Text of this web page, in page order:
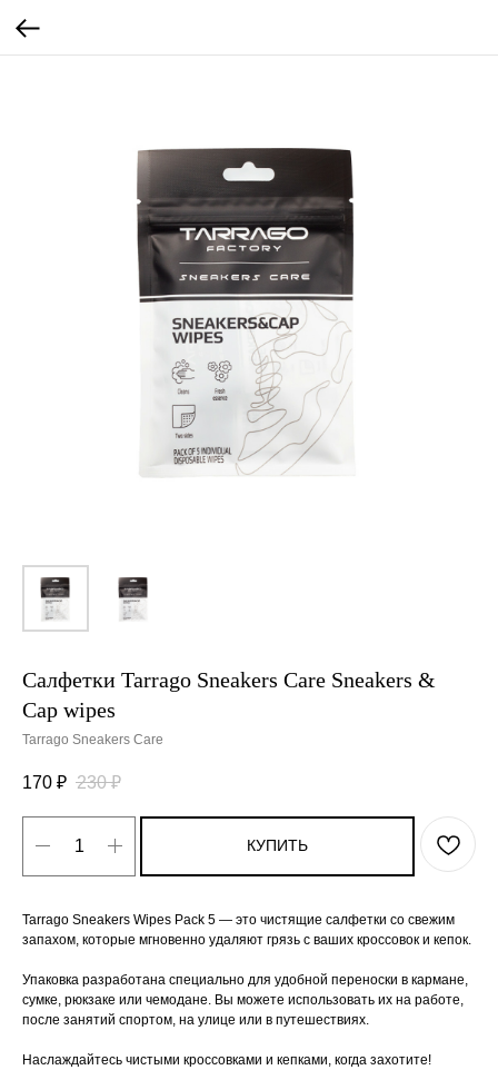
Салфетки Tarrago Sneakers Care Sneakers &
Cap wipes
Tarrago Sneakers Care
170 ₽ 230 ₽
КУПИТЬ
Tarrago Sneakers Wipes Pack 5 — это чистящие салфетки со свежим
запахом, которые мгновенно удаляют грязь с ваших кроссовок и кепок.
Упаковка разработана специально для удобной переноски в кармане,
сумке, рюкзаке или чемодане. Вы можете использовать их на работе,
после занятий спортом, на улице или в путешествиях.
Наслаждайтесь чистыми кроссовками и кепками, когда захотите!